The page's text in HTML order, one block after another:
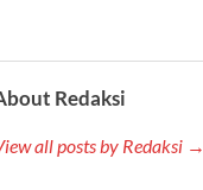
Redaksi
all posts by Redaksi →